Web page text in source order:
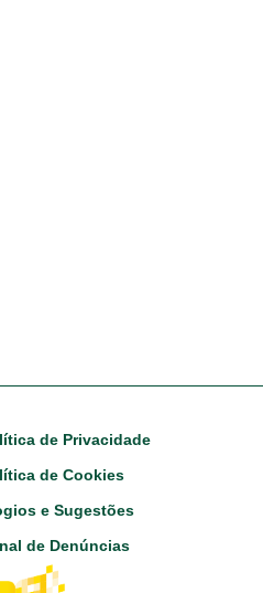
de Privacidade
de Cookies
e Sugestões
de Denúncias